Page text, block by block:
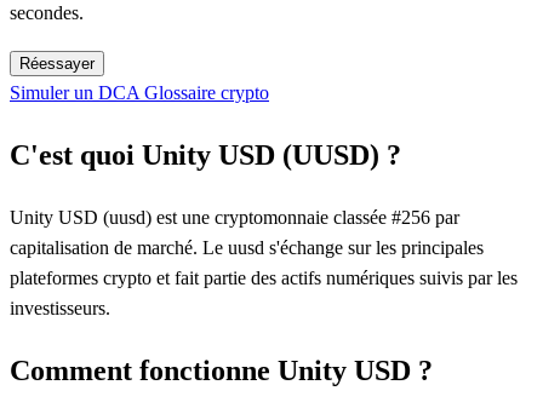
secondes.
Réessayer
Simuler un DCA Glossaire crypto
C'est quoi Unity USD (UUSD) ?
Unity USD (uusd) est une cryptomonnaie classée #256 par
capitalisation de marché. Le uusd s'échange sur les principales
plateformes crypto et fait partie des actifs numériques suivis par les
investisseurs.
Comment fonctionne Unity USD ?